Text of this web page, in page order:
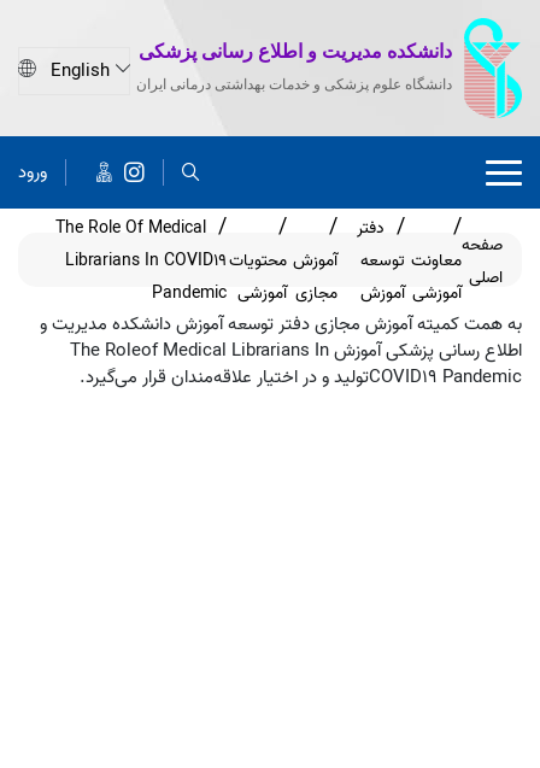
دانشکده مدیریت و اطلاع رسانی پزشکی
دانشگاه علوم پزشکی و خدمات بهداشتی درمانی ایران
ورود
صفحه
اصلی
معاونت
آموزشی
دفتر
توسعه
آموزش
آموزش
مجازی
محتویات
آموزشی
The Role Of Medical
Librarians In COVID19
Pandemic
به همت کمیته آموزش مجازی دفتر توسعه آموزش دانشکده مدیریت و
اطلاع رسانی پزشکی آموزش The Roleof Medical Librarians In
COVID19 Pandemicتولید و در اختیار علاقه‌مندان قرار می‌گیرد.